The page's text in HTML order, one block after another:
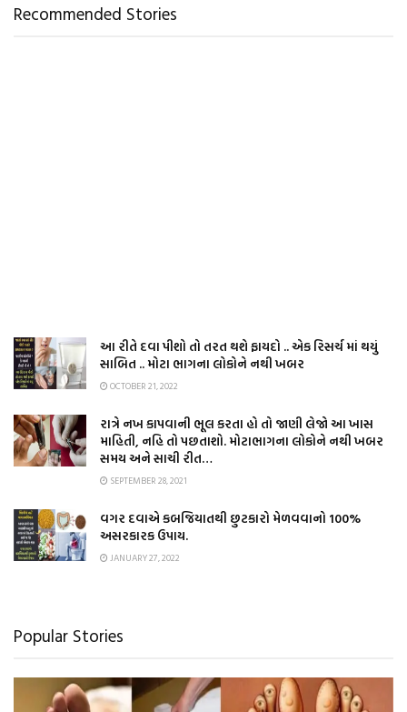
Recommended Stories
આ રીતે દવા પીશો તો તરત થશે ફાયદો .. એક રિસર્ચ માં થયું
સાબિત .. મોટા ભાગના લોકોને નથી ખબર
OCTOBER 21, 2022
રાત્રે નખ કાપવાની ભૂલ કરતા હો તો જાણી લેજો આ ખાસ
માહિતી, નહિ તો પછતાશો. મોટાભાગના લોકોને નથી ખબર
સમય અને સાચી રીત…
SEPTEMBER 28, 2021
વગર દવાએ કબજિયાતથી છુટકારો મેળવવાનો 100%
અસરકારક ઉપાય.
JANUARY 27, 2022
Popular Stories